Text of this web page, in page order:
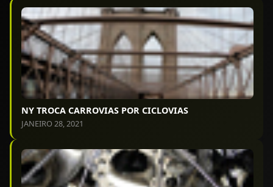
NY TROCA CARROVIAS POR CICLOVIAS
JANEIRO 28, 2021